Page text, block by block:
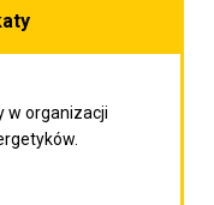
w organizacji